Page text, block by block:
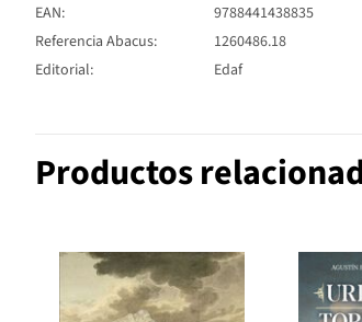
EAN:
9788441438835
Referencia Abacus:
1260486.18
Editorial:
Edaf
Productos